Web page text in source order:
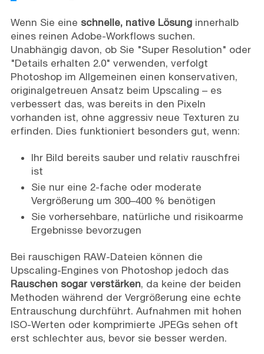
Wenn Sie eine schnelle, native Lösunginnerhalb
eines reinen Adobe-Workflows suchen.
Unabhängig davon, ob Sie "Super Resolution" oder
"Details erhalten 2.0" verwenden, verfolgt
Photoshop im Allgemeinen einen konservativen,
originalgetreuen Ansatz beim Upscaling – es
verbessert das, was bereits in den Pixeln
vorhanden ist, ohne aggressiv neue Texturen zu
erfinden. Dies funktioniert besonders gut, wenn:
Ihr Bild bereits sauber und relativ rauschfrei
ist
Sie nur eine 2-fache oder moderate
Vergrößerung um 300–400 % benötigen
Sie vorhersehbare, natürliche und risikoarme
Ergebnisse bevorzugen
Bei rauschigen RAW-Dateien können die
Upscaling-Engines von Photoshop jedoch das
Rauschen sogar verstärken, da keine der beiden
Methoden während der Vergrößerung eine echte
Entrauschung durchführt. Aufnahmen mit hohen
ISO-Werten oder komprimierte JPEGs sehen oft
erst schlechter aus, bevor sie besser werden.